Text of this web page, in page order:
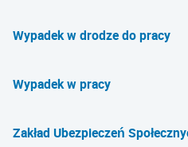
Wypadek w drodze do pracy
Wypadek w pracy
Zakład Ubezpieczeń